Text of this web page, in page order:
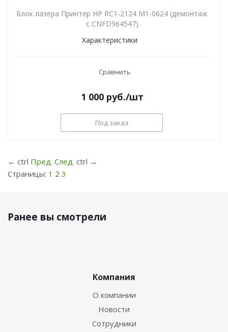
Блок лазера Принтер HP RC1-2124 M1-0624 (демонтаж
с CNFD964547)
Характеристики
Сравнить
1 000 руб./шт
Под заказ
← ctrl Пред. След. ctrl →
Страницы: 1 2 3
Ранее вы смотрели
Компания
О компании
Новости
Сотрудники